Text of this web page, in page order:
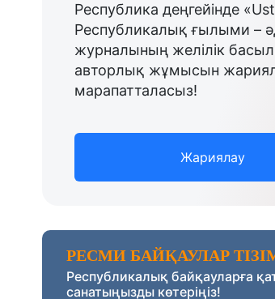
Республика деңгейінде
Республикалық ғылыми –
журналының желілік
авторлық жұмысын
марапатталасыз!
Жариялау
РЕСМИ БАЙҚАУЛАР
Республикалық байқауларға
санатыңызды көтеріңіз!